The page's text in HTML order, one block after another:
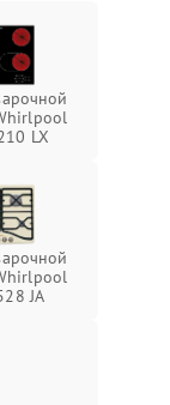
LX
JA